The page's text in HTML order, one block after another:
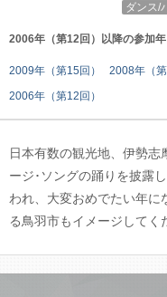
ダンス/
2006年（第12回）以降の参加年
2009年（第15回） 2008年（第
2006年（第12回）
日本有数の観光地、伊勢志
ージ･ソングの踊りを披露
われ、大変おめでたい年に
る鳥羽市もイメージしてく